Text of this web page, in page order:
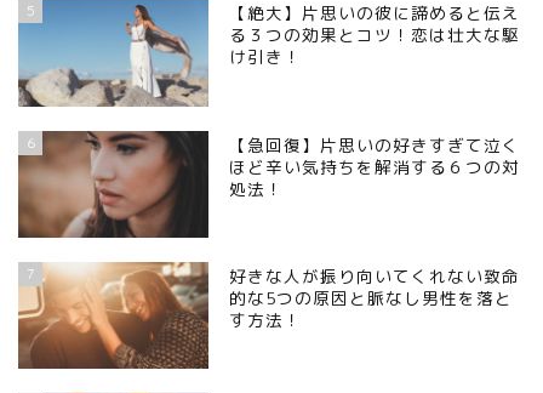
5
【絶大】片思いの彼に諦めると伝え
る３つの効果とコツ！恋は壮大な駆
け引き！
6
【急回復】片思いの好きすぎて泣く
ほど辛い気持ちを解消する６つの対
処法！
7
好きな人が振り向いてくれない致命
的な5つの原因と脈なし男性を落と
す方法！